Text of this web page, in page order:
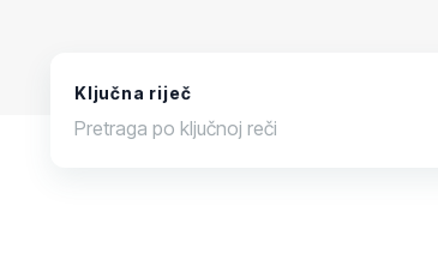
Ključna riječ